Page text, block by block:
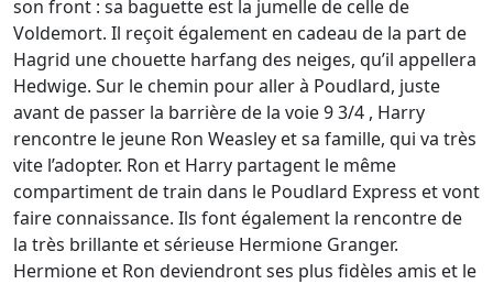
son front : sa baguette est la jumelle de celle de
Voldemort. Il reçoit également en cadeau de la part de
Hagrid une chouette harfang des neiges, qu’il appellera
Hedwige. Sur le chemin pour aller à Poudlard, juste
avant de passer la barrière de la voie 9 3/4 , Harry
rencontre le jeune Ron Weasley et sa famille, qui va très
vite l’adopter. Ron et Harry partagent le même
compartiment de train dans le Poudlard Express et vont
faire connaissance. Ils font également la rencontre de
la très brillante et sérieuse Hermione Granger.
Hermione et Ron deviendront ses plus fidèles amis et le